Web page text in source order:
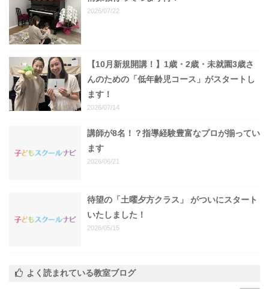
2026/07/22
【10月新規開講！】1歳・2歳・未就園3歳さ
んのための「低年齢児コース」がスタートし
ます！
2026/07/14
講師が8名！？指導経験豊富なプロが揃ってい
ます
2026/06/21
待望の「土曜夕方クラス」 がついにスタート
いたしました！
2026/05/15
よく読まれている教室ブログ